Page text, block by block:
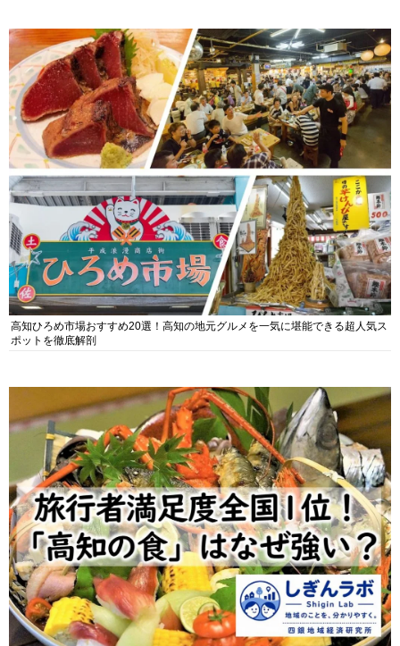
高知ひろめ市場おすすめ20選！高知の地元グルメを一気に堪能できる超人気ス
ポットを徹底解剖